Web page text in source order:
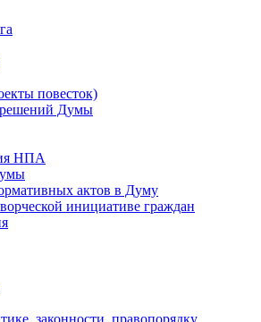
повесток)
Думы
НПА
актов в Думу
инициативе граждан